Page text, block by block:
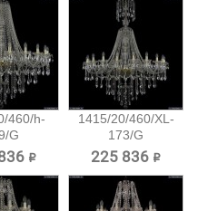
460/h-
G
₽
1415/20/460/XL-
173/G
Хрустальная...
225 836 ₽